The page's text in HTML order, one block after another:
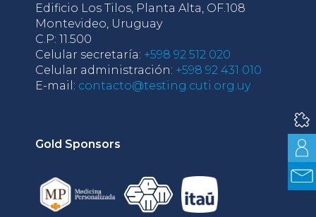
Edificio Los Tilos, Planta Alta, OF.108
Montevideo, Uruguay
C.P: 11.500
Celular secretaría: +598 92 512 020
Celular administración: +598 92 431 010
E-mail: contacto@testing.cuti.org.uy
Gold Sponsors